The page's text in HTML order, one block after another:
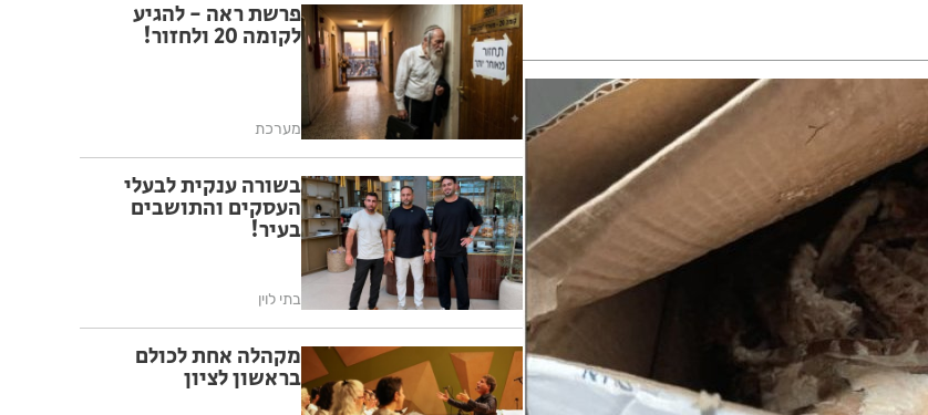
פרשת ראה - להגיע
לקומה 20 ולחזור!
מערכת
בשורה ענקית לבעלי
העסקים והתושבים
בעיר!
בתי לוין
מקהלה אחת לכולם
בראשון לציון